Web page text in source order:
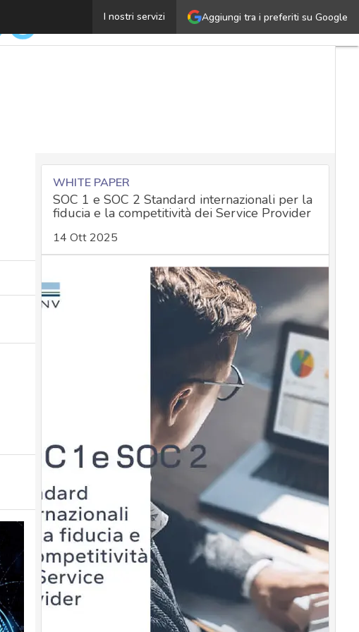
Aggiungi tra i preferiti su Google
I nostri servizi
Ambienti di Operational Technology e ICS: le best
WHITE PAPER
SOC 1 e SOC 2 Standard internazionali per la
fiducia e la competitività dei Service Provider
14 Ott 2025